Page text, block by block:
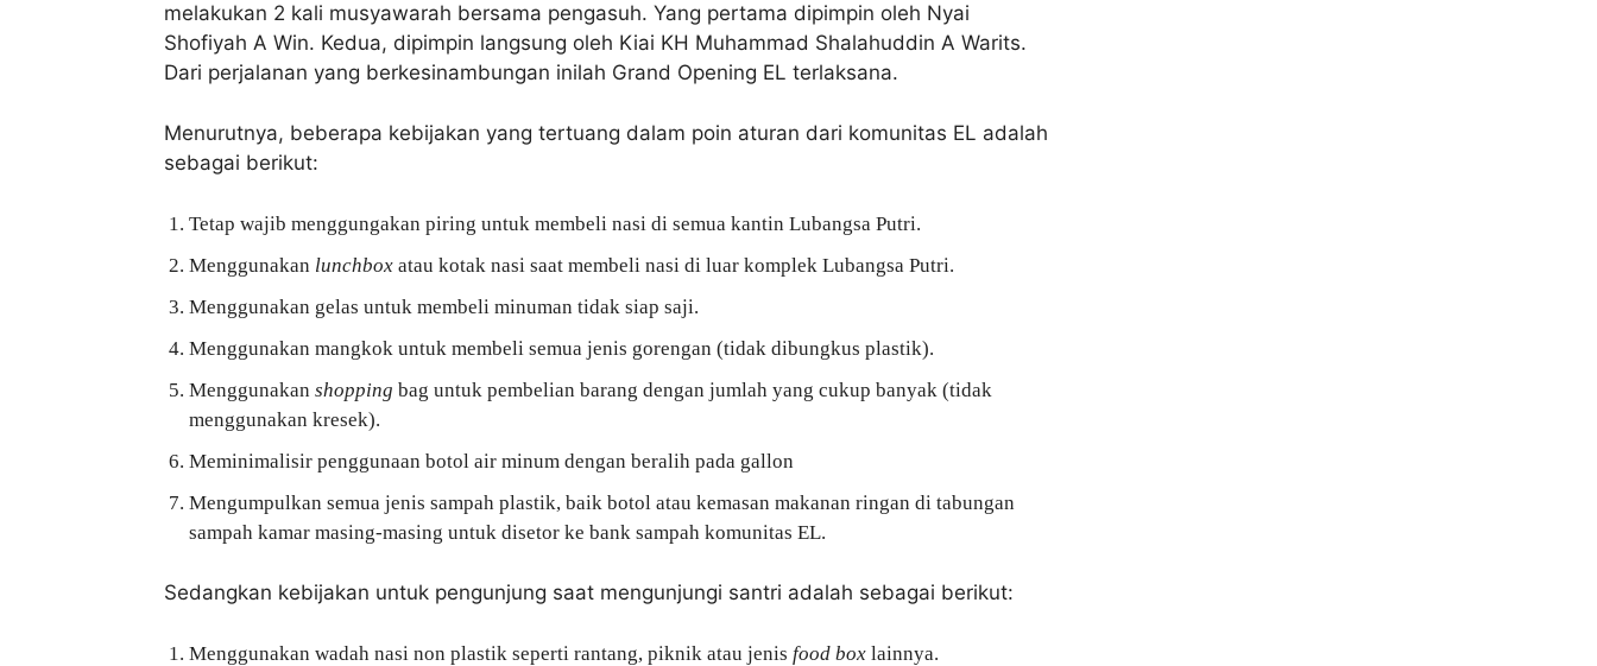
melakukan 2 kali musyawarah bersama pengasuh. Yang pertama dipimpin oleh Nyai
Shofiyah A Win. Kedua, dipimpin langsung oleh Kiai KH Muhammad Shalahuddin A Warits.
Dari perjalanan yang berkesinambungan inilah Grand Opening EL terlaksana.
Menurutnya, beberapa kebijakan yang tertuang dalam poin aturan dari komunitas EL adalah
sebagai berikut:
Tetap wajib menggungakan piring untuk membeli nasi di semua kantin Lubangsa Putri.
Menggunakan lunchbox atau kotak nasi saat membeli nasi di luar komplek Lubangsa Putri.
Menggunakan gelas untuk membeli minuman tidak siap saji.
Menggunakan mangkok untuk membeli semua jenis gorengan (tidak dibungkus plastik).
Menggunakan shopping bag untuk pembelian barang dengan jumlah yang cukup banyak (tidak
menggunakan kresek).
Meminimalisir penggunaan botol air minum dengan beralih pada gallon
Mengumpulkan semua jenis sampah plastik, baik botol atau kemasan makanan ringan di tabungan
sampah kamar masing-masing untuk disetor ke bank sampah komunitas EL.
Sedangkan kebijakan untuk pengunjung saat mengunjungi santri adalah sebagai berikut:
Menggunakan wadah nasi non plastik seperti rantang, piknik atau jenis food box lainnya.